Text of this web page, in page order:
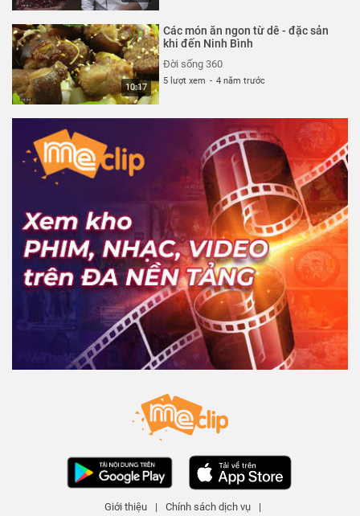
10:17
Các món ăn ngon từ dê - đặc sản
khi đến Ninh Bình
Đời sống 360
5 lượt xem - 4 năm trước
Giới thiệu | Chính sách dịch vụ |